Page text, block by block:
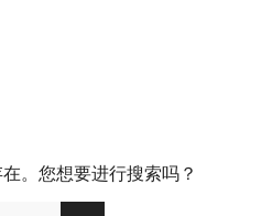
。您想要进行搜索吗？